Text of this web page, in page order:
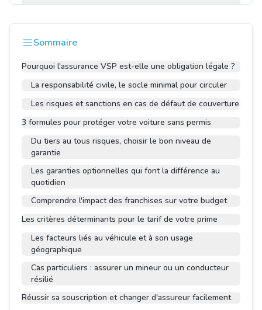
Sommaire
Pourquoi l'assurance VSP est-elle une obligation légale ?
La responsabilité civile, le socle minimal pour circuler
Les risques et sanctions en cas de défaut de couverture
3 formules pour protéger votre voiture sans permis
Du tiers au tous risques, choisir le bon niveau de
garantie
Les garanties optionnelles qui font la différence au
quotidien
Comprendre l'impact des franchises sur votre budget
Les critères déterminants pour le tarif de votre prime
Les facteurs liés au véhicule et à son usage
géographique
Cas particuliers : assurer un mineur ou un conducteur
résilié
Réussir sa souscription et changer d'assureur facilement